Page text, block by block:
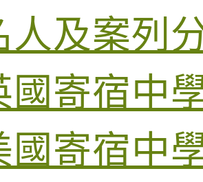
人及案列
國寄宿中
國寄宿中